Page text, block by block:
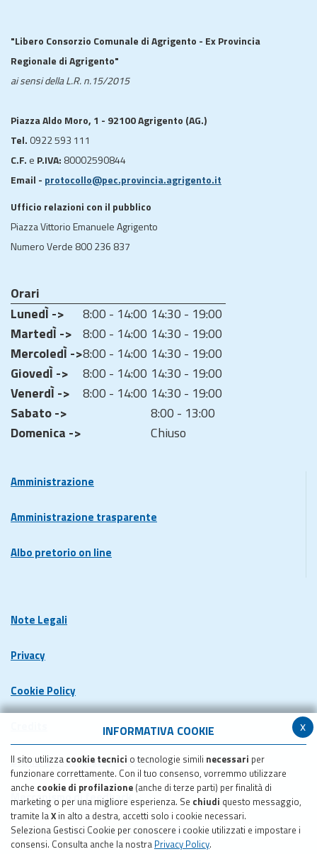
x
INFORMATIVA COOKIE
Il sito utilizza cookie tecnici o tecnologie simili necessari per
funzionare correttamente. Con il tuo consenso, vorremmo utilizzare
anche cookie di profilazione (anche di terze parti) per finalità di
marketing o per una migliore esperienza. Se chiudi questo messaggio,
tramite laX in alto a destra, accetti solo i cookie necessari.
Seleziona Gestisci Cookie per conoscere i cookie utilizzati e impostare i
consensi. Consulta anche la nostra Privacy Policy.
"Libero Consorzio Comunale di Agrigento - Ex Provincia
Regionale di Agrigento"
ai sensi della L.R. n.15/2015
Piazza Aldo Moro, 1 - 92100 Agrigento (AG.)
Tel. 0922 593 111
C.F. e P.IVA: 80002590844
Email - protocollo@pec.provincia.agrigento.it
Ufficio relazioni con il pubblico
Piazza Vittorio Emanuele Agrigento
Numero Verde 800 236 837
Orari
LunedÌ ->
8:00 - 14:00 14:30 - 19:00
MartedÌ -> 8:00 - 14:00 14:30 - 19:00
MercoledÌ ->8:00 - 14:00 14:30 - 19:00
GiovedÌ ->
8:00 - 14:00 14:30 - 19:00
VenerdÌ ->
8:00 - 14:00 14:30 - 19:00
Sabato ->
8:00 - 13:00
Domenica ->
Chiuso
Amministrazione
Amministrazione trasparente
Albo pretorio on line
Note Legali
Privacy
Cookie Policy
Dichiarazione di accessibilita'
Meccanismo di feedback
Pubblicazione obiettivi di accessibilita'